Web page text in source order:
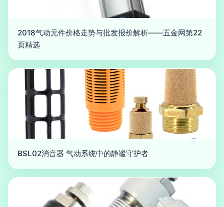
2018气动元件价格走势与批发报价解析——五金网第22
页精选
BSL02消音器 气动系统中的静谧守护者